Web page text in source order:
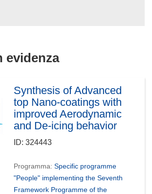
evidenza
Synthesis of Advanced
top Nano-coatings with
improved Aerodynamic
and De-icing behavior
ID: 324443
Programma: Specific programme
"People" implementing the Seventh
Framework Programme of the